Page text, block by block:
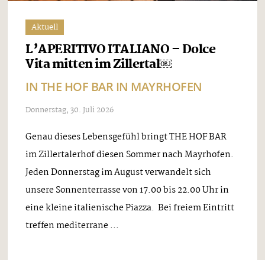
Aktuell
L’APERITIVO ITALIANO – Dolce
Vita mitten im Zillertal￼
IN THE HOF BAR IN MAYRHOFEN
Donnerstag, 30. Juli 2026
Genau dieses Lebensgefühl bringt THE HOF BAR
im Zillertalerhof diesen Sommer nach Mayrhofen.
Jeden Donnerstag im August verwandelt sich
unsere Sonnenterrasse von 17.00 bis 22.00 Uhr in
eine kleine italienische Piazza. Bei freiem Eintritt
treffen mediterrane ...